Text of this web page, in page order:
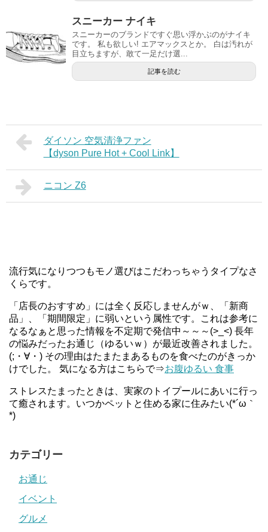
スニーカー ナイキ
スニーカーのブランドですぐ思い浮かぶのがナイキ
です。 私も欲しい! エアマックスとか。 白は汚れが
目立ちますが、敢て一足だけ選...
記事を読む
ダイソン 空気清浄ファン
【dyson Pure Hot + Cool Link】
ニコン Z6
流行気になりつつもモノ選びはこだわっちゃうタイプなさ
くらです。
「店長のおすすめ」には全く反応しませんがｗ、「新商
品」、「期間限定」に弱いという属性です。これは参考に
なるなぁと思った情報を不定期で発信中～～～(>_<) 長年
の悩みだったお通じ（ゆるいｗ）が最近改善されました。
(;・∀・) その理由はたまたまあるものを食べたのがきっか
けでした。 気になる方はこちらで⇒お腹ゆるい 食事
ストレスたまったときは、実家のトイプールにあいに行っ
て癒されます。いつかペットと住める家に住みたい(*´ω｀
*)
カテゴリー
お通じ
イベント
グルメ